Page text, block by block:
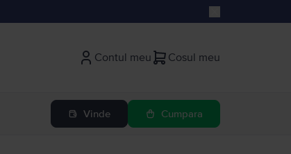
Contul meu Cosul meu
Vinde Cumpara